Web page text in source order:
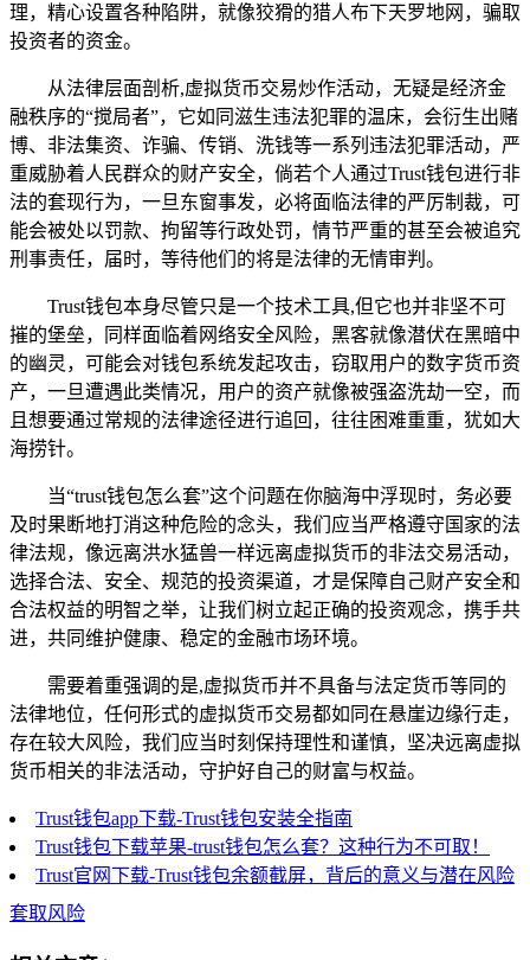
理，精心设置各种陷阱，就像狡猾的猎人布下天罗地网，骗取
投资者的资金。
从法律层面剖析,虚拟货币交易炒作活动，无疑是经济金
融秩序的“搅局者”，它如同滋生违法犯罪的温床，会衍生出赌
博、非法集资、诈骗、传销、洗钱等一系列违法犯罪活动，严
重威胁着人民群众的财产安全，倘若个人通过Trust钱包进行非
法的套现行为，一旦东窗事发，必将面临法律的严厉制裁，可
能会被处以罚款、拘留等行政处罚，情节严重的甚至会被追究
刑事责任，届时，等待他们的将是法律的无情审判。
Trust钱包本身尽管只是一个技术工具,但它也并非坚不可
摧的堡垒，同样面临着网络安全风险，黑客就像潜伏在黑暗中
的幽灵，可能会对钱包系统发起攻击，窃取用户的数字货币资
产，一旦遭遇此类情况，用户的资产就像被强盗洗劫一空，而
且想要通过常规的法律途径进行追回，往往困难重重，犹如大
海捞针。
当“trust钱包怎么套”这个问题在你脑海中浮现时，务必要
及时果断地打消这种危险的念头，我们应当严格遵守国家的法
律法规，像远离洪水猛兽一样远离虚拟货币的非法交易活动，
选择合法、安全、规范的投资渠道，才是保障自己财产安全和
合法权益的明智之举，让我们树立起正确的投资观念，携手共
进，共同维护健康、稳定的金融市场环境。
需要着重强调的是,虚拟货币并不具备与法定货币等同的
法律地位，任何形式的虚拟货币交易都如同在悬崖边缘行走，
存在较大风险，我们应当时刻保持理性和谨慎，坚决远离虚拟
货币相关的非法活动，守护好自己的财富与权益。
Trust钱包app下载-Trust钱包安装全指南
Trust钱包下载苹果-trust钱包怎么套？这种行为不可取！
Trust官网下载-Trust钱包余额截屏，背后的意义与潜在风险
套取风险